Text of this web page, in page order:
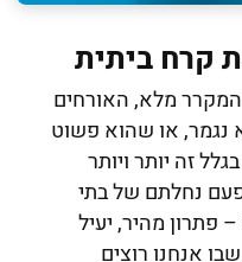
קרח ביתית
המקרר מלא, האורחים
או שהוא פשוט
זה יותר ויותר
נחלתם של בתי
פתרון מהיר, יעיל
אנחנו רוצים